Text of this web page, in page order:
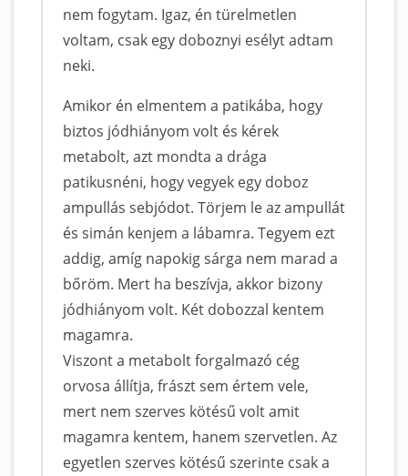
nem fogytam. Igaz, én türelmetlen
voltam, csak egy doboznyi esélyt adtam
neki.
Amikor én elmentem a patikába, hogy
biztos jódhiányom volt és kérek
metabolt, azt mondta a drága
patikusnéni, hogy vegyek egy doboz
ampullás sebjódot. Törjem le az ampullát
és simán kenjem a lábamra. Tegyem ezt
addig, amíg napokig sárga nem marad a
bőröm. Mert ha beszívja, akkor bizony
jódhiányom volt. Két dobozzal kentem
magamra.
Viszont a metabolt forgalmazó cég
orvosa állítja, frászt sem értem vele,
mert nem szerves kötésű volt amit
magamra kentem, hanem szervetlen. Az
egyetlen szerves kötésű szerinte csak a